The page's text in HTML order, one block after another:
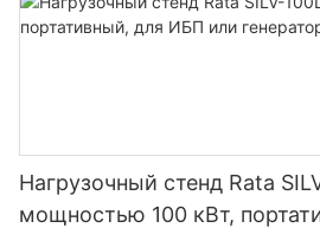
Нагрузочный стенд Rata
мощностью 100 кВт,